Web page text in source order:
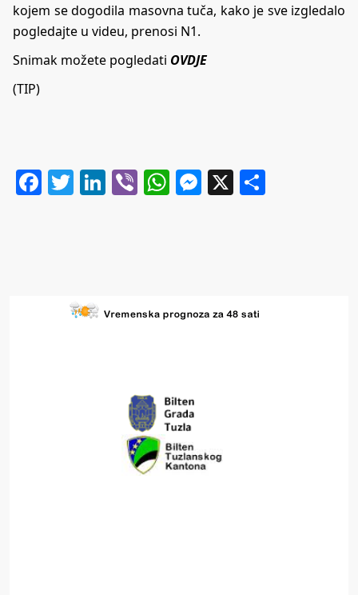
kojem se dogodila masovna tuča, kako je sve izgledalo
pogledajte u videu, prenosi N1.
Snimak možete pogledati OVDJE
(TIP)
Facebook
Twitter
LinkedIn
ViberWhatsApp
Messenger
X